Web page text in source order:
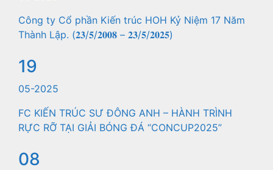
Công ty Cổ phần Kiến trúc HOH Kỷ Niệm 17 Năm
Thành Lập. (𝟐𝟑/𝟓/𝟐𝟎𝟎𝟖 – 𝟐𝟑/𝟓/𝟐𝟎𝟐𝟓)
19
05-2025
FC KIẾN TRÚC SƯ ĐÔNG ANH – HÀNH TRÌNH
RỰC RỠ TẠI GIẢI BÓNG ĐÁ “CONCUP2025”
08